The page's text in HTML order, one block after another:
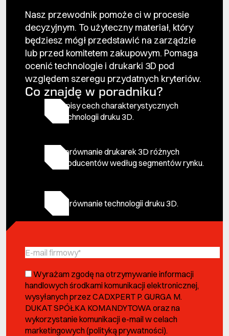
Nasz przewodnik pomoże ci w procesie
decyzyjnym. To użyteczny materiał, który
będziesz mógł przedstawić na zarządzie
lub przed komitetem zakupowym. Pomaga
ocenić technologie i drukarki 3D pod
względem szeregu przydatnych kryteriów.
Co znajdę w poradniku?
Opisy cech charakterystycznych
technologii druku 3D.
Porównanie drukarek 3D różnych
producentów według segmentów rynku.
Porównanie technologii druku 3D.
Wyrażam zgodę na otrzymywanie informacji
handlowych środkami komunikacji elektronicznej,
wysyłanych przez CADXPERT P. GURGA M.
DUKAT SPÓŁKA KOMANDYTOWA oraz na
wykorzystanie komunikacji e-mail w celach
marketingowych (polityką prywatności).